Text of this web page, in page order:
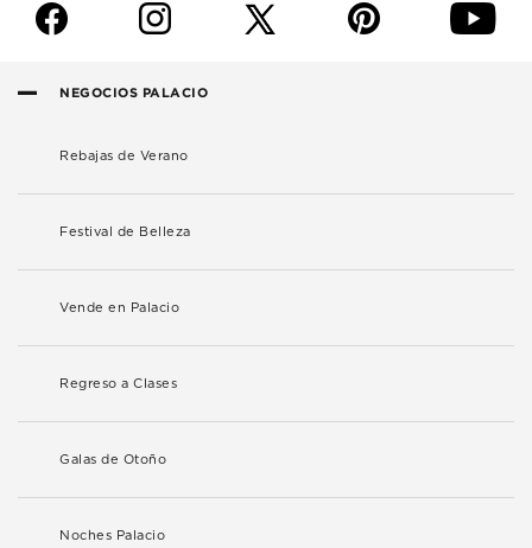
f i p y
NEGOCIOS PALACIO
Rebajas de Verano
Festival de Belleza
Vende en Palacio
Regreso a Clases
Galas de Otoño
Noches Palacio